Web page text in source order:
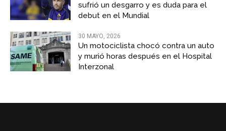
sufrió un desgarro y es duda para el
debut en el Mundial
30 MAYO, 2026
Un motociclista chocó contra un auto
y murió horas después en el Hospital
Interzonal